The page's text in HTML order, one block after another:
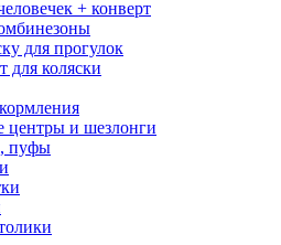
+ конверт
для прогулок
для коляски
и шезлонги
пуфы